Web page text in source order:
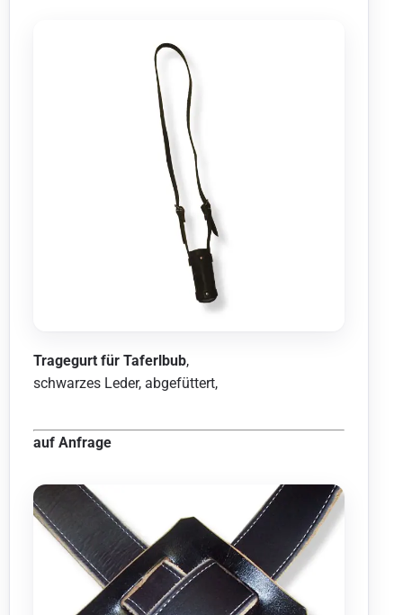
Tragegurt für Taferlbub,
schwarzes Leder, abgefüttert,
auf Anfrage